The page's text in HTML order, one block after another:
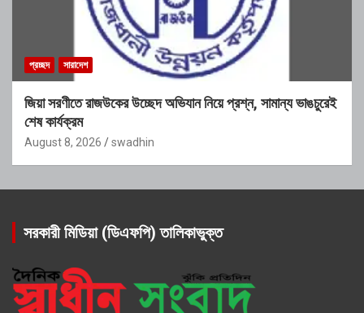
প্রচ্ছদ সারাদেশ
জিয়া সরণীতে রাজউকের উচ্ছেদ অভিযান নিয়ে প্রশ্ন, সামান্য ভাঙচুরেই
শেষ কার্যক্রম
August 8, 2026 swadhin
সরকারী মিডিয়া (ডিএফপি) তালিকাভুক্ত